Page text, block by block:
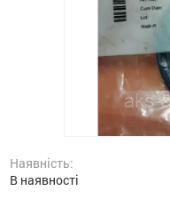
Наявність:
В наявності